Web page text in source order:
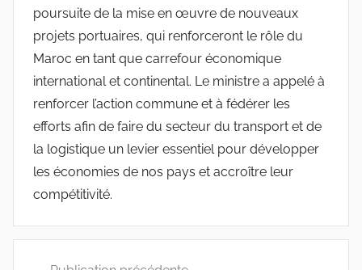
poursuite de la mise en œuvre de nouveaux
projets portuaires, qui renforceront le rôle du
Maroc en tant que carrefour économique
international et continental. Le ministre a appelé à
renforcer l’action commune et à fédérer les
efforts afin de faire du secteur du transport et de
la logistique un levier essentiel pour développer
les économies de nos pays et accroître leur
compétitivité.